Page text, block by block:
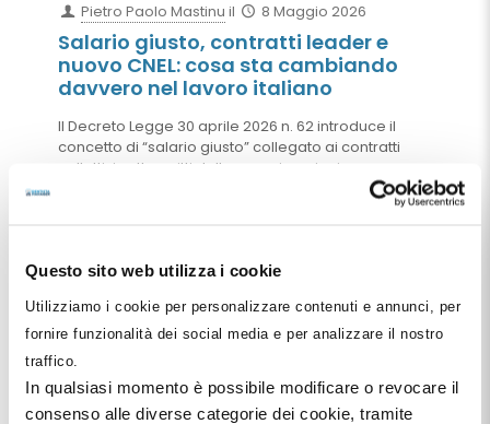
Questo sito web utilizza i cookie
Utilizziamo i cookie per personalizzare contenuti e annunci, per
fornire funzionalità dei social media e per analizzare il nostro
traffico.
In qualsiasi momento è possibile modificare o revocare il
consenso alle diverse categorie dei cookie, tramite
Pietro Paolo Mastinu il 8 Maggio 2026
Salario giusto, contratti leader e
nuovo CNEL: cosa sta cambiando
davvero nel lavoro italiano
Il Decreto Legge 30 aprile 2026 n. 62 introduce il
concetto di “salario giusto” collegato ai contratti
collettivi sottoscritti dalle organizzazioni
comparativamente più rappresentative sul piano
cambiare profondamente gli equilibri della
importanti anche per studi dentistici e società
odontoiatriche.
Leggi tutto